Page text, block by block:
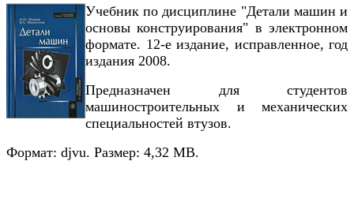
Учебник по дисциплине "Детали машин и
основы конструирования" в электронном
формате. 12-е издание, исправленное, год
издания 2008.
Предназначен для студентов
машиностроительных и механических
специальностей втузов.
Формат: djvu. Размер: 4,32 МВ.